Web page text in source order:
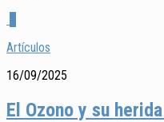
Artículos
16/09/2025
El Ozono y su